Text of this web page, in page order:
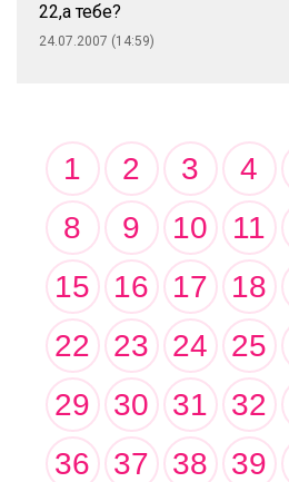
22,а тебе?
24.07.2007 (14:59)
1 2 3 4
8
9 10 11
15
16 17 18
22
23 24 25
29
30 31 32
36
37 38 39